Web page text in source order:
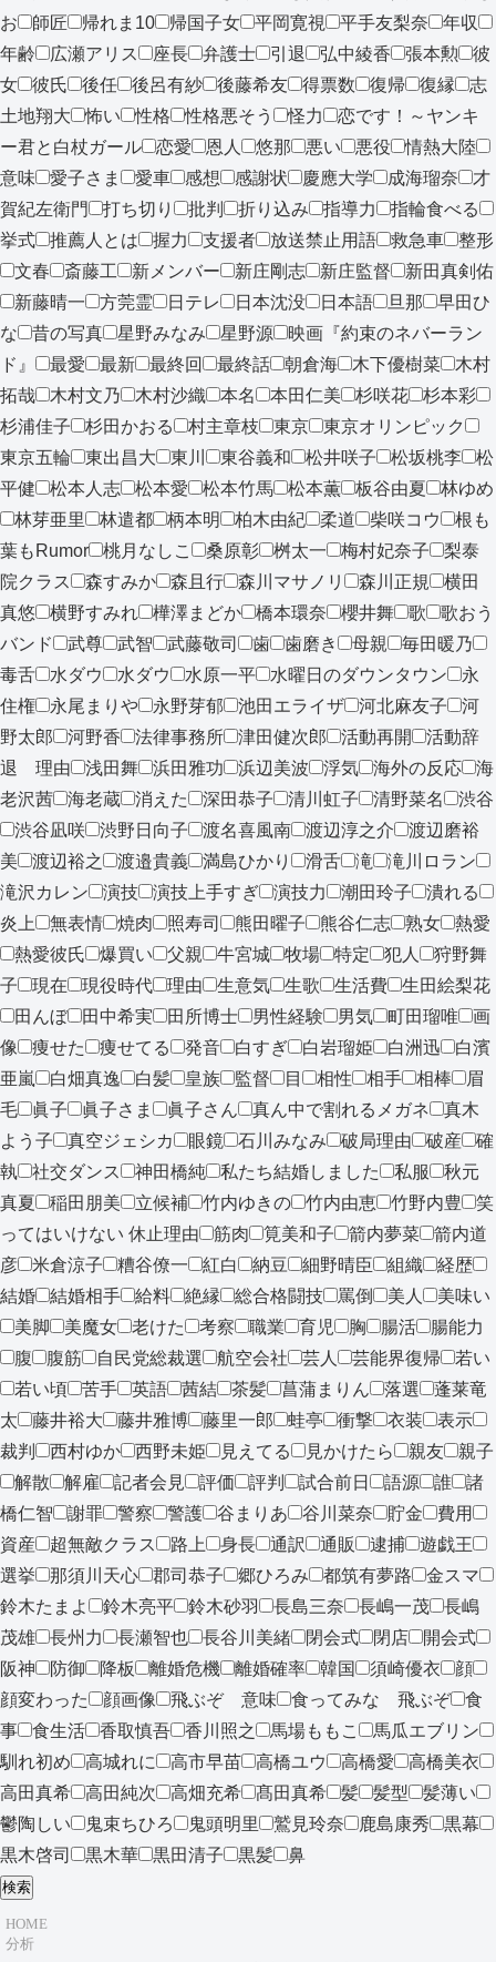
お
師匠 帰れま10 帰国子女 平岡寛視 平手友梨奈
年収
年齢
広瀬アリス 座長 弁護士 引退 弘中綾香 張本勲
彼
女
彼氏 後任 後呂有紗 後藤希友 得票数 復帰 復縁
志
土地翔大
怖い 性格 性格悪そう 怪力
恋です！～ヤンキ
ー君と白杖ガール
恋愛 恩人 悠那 悪い 悪役
情熱大陸
意味
愛子さま 愛車 感想 感謝状 慶應大学 成海瑠奈
才
賀紀左衛門
打ち切り 批判 折り込み 指導力
指輪食べる
挙式
推薦人とは 握力 支援者 放送禁止用語 救急車
整形
文春
斎藤工 新メンバー 新庄剛志 新庄監督
新田真剣佑
新藤晴一
方莞霊 日テレ 日本沈没 日本語 旦那
早田ひ
な
昔の写真 星野みなみ 星野源
映画『約束のネバーラン
ド』
最愛 最新 最終回 最終話 朝倉海 木下優樹菜
木村
拓哉
木村文乃 木村沙織 本名 本田仁美 杉咲花
杉本彩
杉浦佳子
杉田かおる 村主章枝 東京
東京オリンピック
東京五輪
東出昌大 東川 東谷義和 松井咲子 松坂桃李
松
平健
松本人志 松本愛 松本竹馬 松本薫 板谷由夏
林ゆめ
林芽亜里
林遣都 柄本明 柏木由紀 柔道 柴咲コウ
根も
葉もRumor
桃月なしこ 桑原彰 桝太一 梅村妃奈子
梨泰
院クラス
森すみか 森且行 森川マサノリ 森川正規
横田
真悠
横野すみれ 樺澤まどか 橋本環奈 櫻井舞 歌
歌おう
バンド
武尊 武智 武藤敬司 歯 歯磨き 母親
毎田暖乃
毒舌
水ダウ 水ダウ 水原一平 水曜日のダウンタウン
永
住権
永尾まりや 永野芽郁 池田エライザ 河北麻友子
河
野太郎
河野香 法律事務所 津田健次郎 活動再開
活動辞
退 理由
浅田舞 浜田雅功 浜辺美波 浮気 海外の反応
海
老沢茜
海老蔵 消えた 深田恭子 清川虹子 清野菜名
渋谷
渋谷凪咲
渋野日向子 渡名喜風南 渡辺淳之介
渡辺磨裕
美
渡辺裕之 渡邉貴義 満島ひかり 滑舌 滝
滝川ロラン
滝沢カレン
演技 演技上手すぎ 演技力 潮田玲子
潰れる
炎上
無表情 焼肉 照寿司 熊田曜子 熊谷仁志 熟女
熱愛
熱愛彼氏
爆買い 父親 牛宮城 牧場 特定 犯人
狩野舞
子
現在 現役時代 理由 生意気 生歌 生活費
生田絵梨花
田んぼ
田中希実 田所博士 男性経験 男気 町田瑠唯
画
像
痩せた 痩せてる 発音 白すぎ 白岩瑠姫 白洲迅
白濱
亜嵐
白畑真逸 白髪 皇族 監督 目 相性 相手 相棒
眉
毛
眞子 眞子さま 眞子さん 真ん中で割れるメガネ
真木
よう子
真空ジェシカ 眼鏡 石川みなみ 破局理由 破産
確
執
社交ダンス 神田橋純 私たち結婚しました 私服
秋元
真夏
稲田朋美 立候補 竹内ゆきの 竹内由恵 竹野内豊
笑
ってはいけない 休止理由
筋肉 筧美和子 箭内夢菜
箭内道
彦
米倉涼子 糟谷僚一 紅白 納豆 細野晴臣 組織
経歴
結婚
結婚相手 給料 絶縁 総合格闘技 罵倒 美人
美味い
美脚
美魔女 老けた 考察 職業 育児 胸 腸活
腸能力
腹
腹筋 自民党総裁選 航空会社 芸人 芸能界復帰
若い
若い頃
苦手 英語 茜結 茶髪 菖蒲まりん 落選
蓬莱竜
太
藤井裕大 藤井雅博 藤里一郎 蛙亭 衝撃 衣装
表示
裁判
西村ゆか 西野未姫 見えてる 見かけたら 親友
親子
解散
解雇 記者会見 評価 評判 試合前日 語源 誰
諸
橋仁智
謝罪 警察 警護 谷まりあ 谷川菜奈 貯金
費用
資産
超無敵クラス 路上 身長 通訳 通販 逮捕
遊戯王
選挙
那須川天心 郡司恭子 郷ひろみ 都筑有夢路
金スマ
鈴木たまよ
鈴木亮平 鈴木砂羽 長島三奈 長嶋一茂
長嶋
茂雄
長州力 長瀬智也 長谷川美緒 閉会式 閉店
開会式
阪神
防御 降板 離婚危機 離婚確率 韓国 須崎優衣
顔
顔変わった
顔画像 飛ぶぞ 意味 食ってみな 飛ぶぞ
食
事
食生活 香取慎吾 香川照之 馬場ももこ
馬瓜エブリン
馴れ初め
高城れに 高市早苗 高橋ユウ 高橋愛
高橋美衣
高田真希
高田純次 高畑充希 髙田真希 髪 髪型
髪薄い
鬱陶しい
鬼束ちひろ 鬼頭明里 鷲見玲奈 鹿島康秀
黒幕
黒木啓司
黒木華 黒田清子 黒髪 鼻
検索
HOME
分析